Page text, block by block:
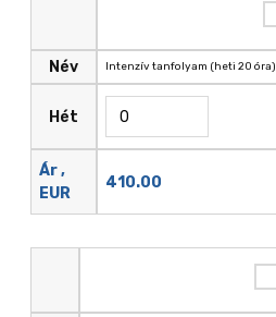
Név
Hét
Ár ,
EUR
Intenzív tanfolyam (heti 20 óra)
410.00